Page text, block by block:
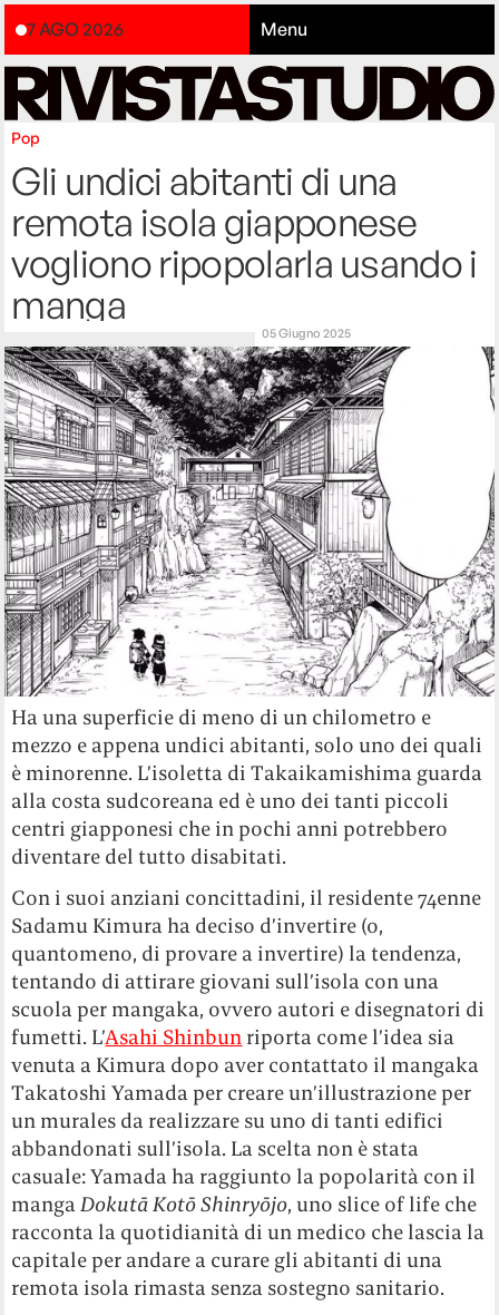
7 AGO 2026 Menu
Pop
Gli undici abitanti di una
remota isola giapponese
vogliono ripopolarla usando i
manga
05 Giugno 2025
Ha una superficie di meno di un chilometro e
mezzo e appena undici abitanti, solo uno dei quali
è minorenne. L’isoletta di Takaikamishima guarda
alla costa sudcoreana ed è uno dei tanti piccoli
centri giapponesi che in pochi anni potrebbero
diventare del tutto disabitati.
Con i suoi anziani concittadini, il residente 74enne
Sadamu Kimura ha deciso d’invertire (o,
quantomeno, di provare a invertire) la tendenza,
tentando di attirare giovani sull’isola con una
scuola per mangaka, ovvero autori e disegnatori di
fumetti. L’Asahi Shinbun riporta come l’idea sia
venuta a Kimura dopo aver contattato il mangaka
Takatoshi Yamada per creare un’illustrazione per
un murales da realizzare su uno di tanti edifici
abbandonati sull’isola. La scelta non è stata
casuale:Yamada ha raggiunto la popolarità con il
mangaDokutā Kotō Shinryōjo, uno slice of life che
racconta la quotidianità di un medico che lascia la
capitale per andare a curare gli abitanti di una
remota isola rimasta senza sostegno sanitario.